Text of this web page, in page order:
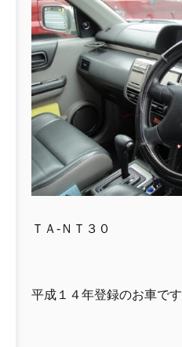
ＴＡ-ＮＴ３０
平成１４年登録のお車です